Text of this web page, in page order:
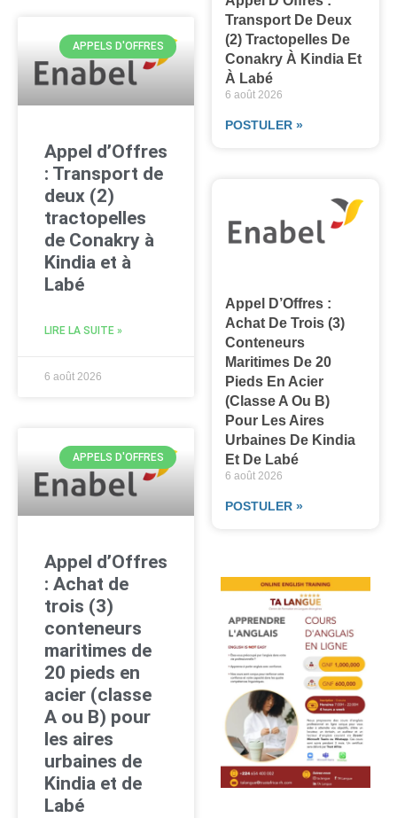
APPELS D'OFFRES
Appel d’Offres
: Transport de
deux (2)
tractopelles
de Conakry à
Kindia et à
Labé
LIRE LA SUITE »
6 août 2026
APPELS D'OFFRES
Appel d’Offres
: Achat de
trois (3)
conteneurs
maritimes de
20 pieds en
acier (classe
A ou B) pour
les aires
urbaines de
Kindia et de
Labé
Transport De Deux
(2) Tractopelles De
Conakry À Kindia Et
À Labé
6 août 2026
POSTULER »
Appel D’Offres :
Achat De Trois (3)
Conteneurs
Maritimes De 20
Pieds En Acier
(classe A Ou B)
Pour Les Aires
Urbaines De Kindia
Et De Labé
6 août 2026
POSTULER »